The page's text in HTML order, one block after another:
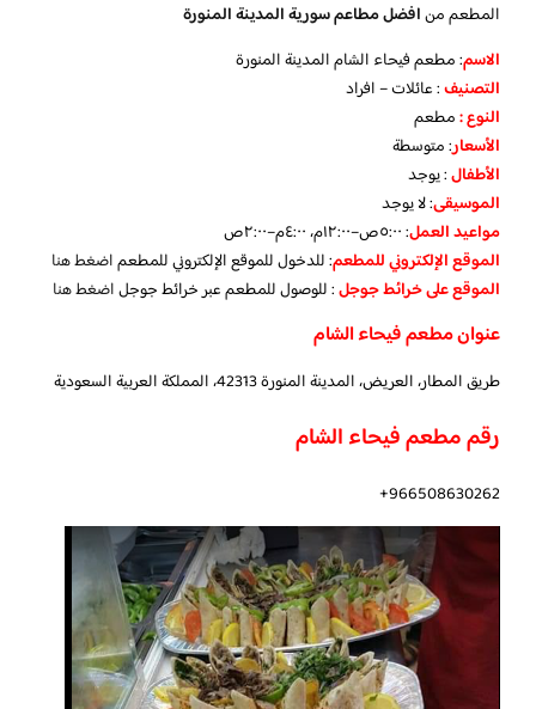
المطعم منافضل مطاعم سورية المدينة المنورة
الاسم: مطعم فيحاء الشام المدينة المنورة
التصنيف: عائلات – افراد
النوع :مطعم
الأسعار:متوسطة
الأطفال:يوجد
الموسيقى:لا يوجد
مواعيد العمل: ٥:٠٠ص–١٢:٠٠م، ٤:٠٠م–٢:٠٠ص
الموقع الإلكتروني للمطعم: للدخول للموقع الإلكتروني للمطعماضغط هنا
الموقع على خرائط جوجل: للوصول للمطعم عبر خرائط جوجلاضغط هنا
عنوان مطعم فيحاء الشام
طريق المطار، العريض، المدينة المنورة 42313، المملكة العربية السعودية
رقم مطعم فيحاء الشام
966508630262+